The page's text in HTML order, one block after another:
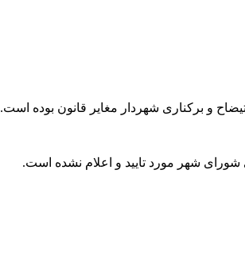
و برکناری شهردار مغایر قانون بوده است.
شهر مورد تایید و اعلام نشده است.